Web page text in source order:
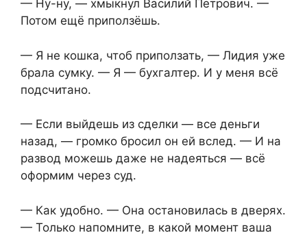
— Ну-ну, — хмыкнул Василий Петрович. —
Потом ещё приползёшь.
— Я не кошка, чтоб приползать, — Лидия уже
брала сумку. — Я — бухгалтер. И у меня всё
подсчитано.
— Если выйдешь из сделки — все деньги
назад, — громко бросил он ей вслед. — И на
развод можешь даже не надеяться — всё
оформим через суд.
— Как удобно. — Она остановилась в дверях.
— Только напомните, в какой момент ваша